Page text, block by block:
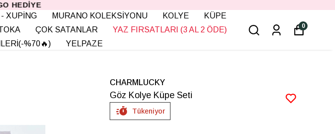
KARGO HEDIYE
XUPİNG MURANO KOLEKSİYONU KOLYE
KÜPE
ÇOK SATANLAR
YAZ FIRSATLARI (3 AL 2 ÖDE)
%70🔥)
YELPAZE
0
CHARMLUCKY
Göz Kolye Küpe Seti
Tükeniyor